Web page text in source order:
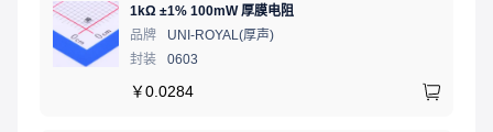
1kΩ ±1% 100mW 厚膜电阻
品牌
UNI-ROYAL(厚声)
封装
0603
￥0.0284